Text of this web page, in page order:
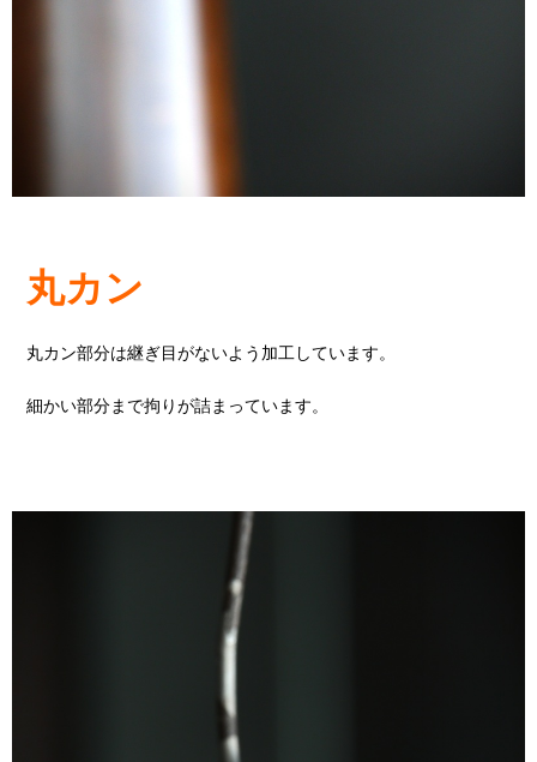
丸カン
丸カン部分は継ぎ目がないよう加工しています。
細かい部分まで拘りが詰まっています。